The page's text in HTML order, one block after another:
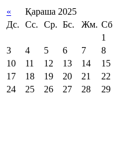
« Қараша 2025
Дс.
Сс. Ср. Бс. Жм.
1
3
4 5 6 7 8
10
11 12 13 14 15
17
18 19 20 21 22
24
25 26 27 28 29